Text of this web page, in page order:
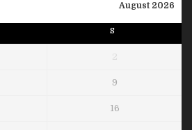
August 2026
S
2
9
16